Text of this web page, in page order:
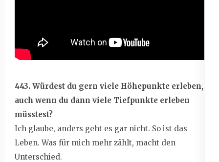
443. Würdest du gern viele Höhepunkte erleben,
auch wenn du dann viele Tiefpunkte erleben
müsstest?
Ich glaube, anders geht es gar nicht. So ist das
Leben. Was für mich mehr zählt, macht den
Unterschied.